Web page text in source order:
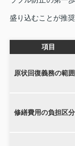
盛り込むことが推奨
項目
原状回復義務の範囲
修繕費用の負担区分